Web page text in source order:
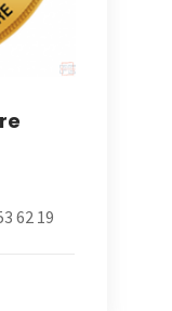
62 19